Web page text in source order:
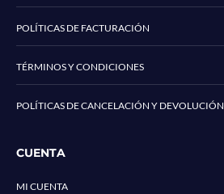
POLÍTICAS DE FACTURACIÓN
TÉRMINOS Y CONDICIONES
POLÍTICAS DE CANCELACIÓN Y DEVOLUCIÓN
CUENTA
MI CUENTA